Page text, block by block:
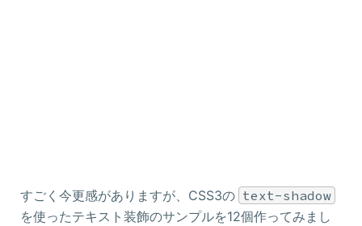
すごく今更感がありますが、CSS3の text-shadow
を使ったテキスト装飾のサンプルを12個作ってみまし